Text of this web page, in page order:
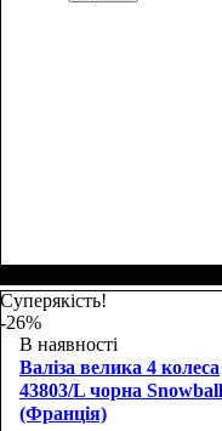
67х46х26+5
Суперякість!
-26%
В наявності
Валіза велика 4 колеса
43803/L чорна Snowball
(Франція)